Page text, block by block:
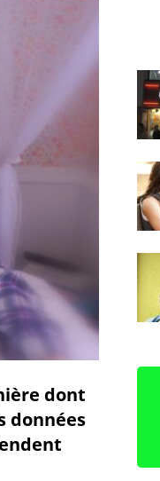
dont
données